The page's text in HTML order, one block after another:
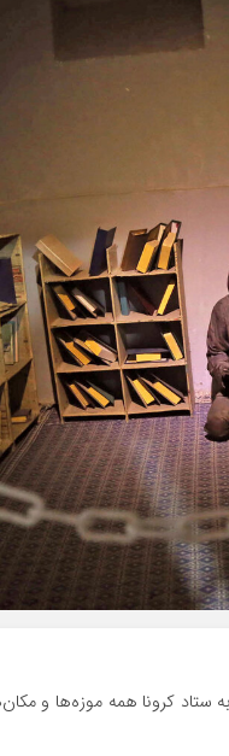
کرونا همه موزه‌ها و